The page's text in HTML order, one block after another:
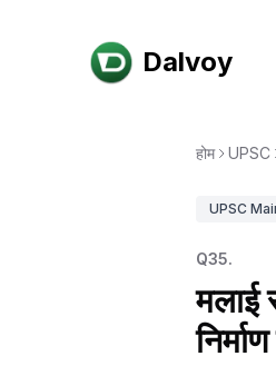
Dalvoy
होम UPSC
UPSC
Q35.
मलाई